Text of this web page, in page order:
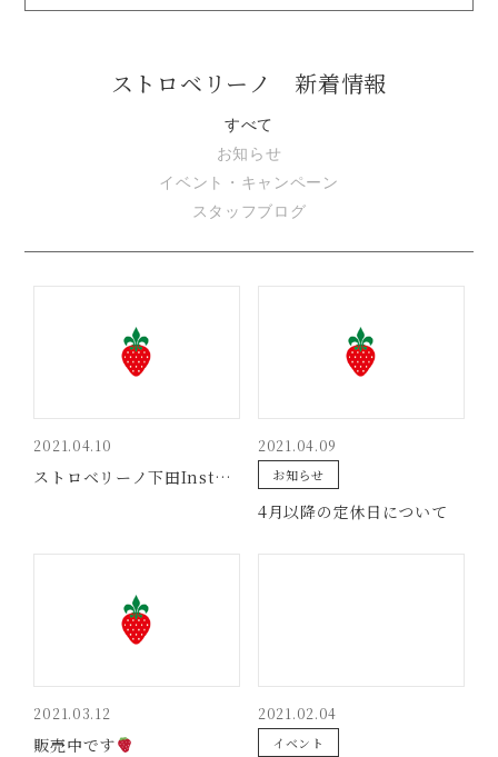
ストロベリーノ 新着情報
すべて
お知らせ
イベント・キャンペーン
スタッフブログ
2021.04.10
ストロベリーノ下田Instagram
2021.04.09
お知らせ
4月以降の定休日について
2021.03.12
販売中です
2021.02.04
イベント